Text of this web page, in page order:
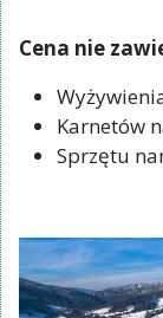
Cena nie
Karnetów
Sprzętu